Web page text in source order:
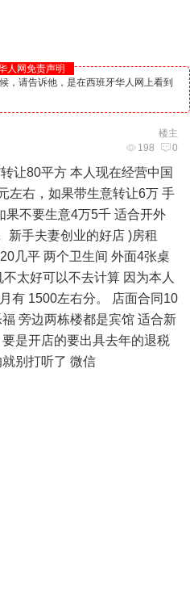
人网免责声明
，请告诉他，是在西班牙华人网上看到
楼主
198 0
让80平方 本人现在经营中国
左右，如果带生意转让6万 手
果不要生意4万5千 适合开外
新手夫妻创业的好店 )房租
几平 两个卫生间 外面4张桌
太好可以不去计算 因为本人
有 1500左右分。 店面合同10
旁边两栋楼都是宾馆 适合新
是开店的要出具去年的退税
别打听了 微信